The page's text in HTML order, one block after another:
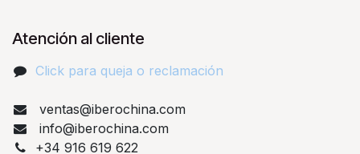
Atención al cliente
Click para queja o reclamación​
ventas@iberochina.com
info@iberochina.com
+34 916 619 622